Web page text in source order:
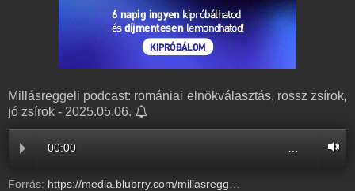
Millásreggeli podcast: romániai elnökválasztás, rossz zsírok,
jó zsírok - 2025.05.06.
00:00
Forrás: https://media.blubrry.com/millasreggeli/millasreggeli.hu/wp-content/uploads/2025/05/cafe_radiocafe98_20250506-0700_OK.mp3